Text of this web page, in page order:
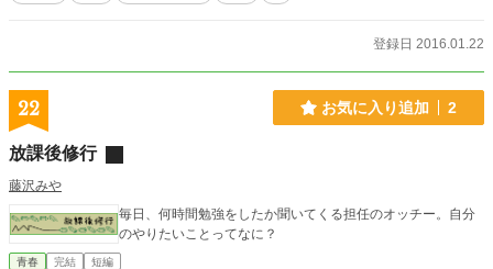
登録日 2016.01.22
22 お気に入り追加 2
放課後修行
藤沢みや
毎日、何時間勉強をしたか聞いてくる担任のオッチー。自分
のやりたいことってなに？
青春 完結 短編